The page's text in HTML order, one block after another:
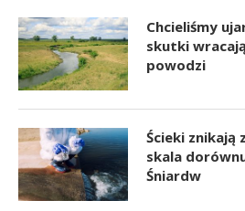
Chcieliśmy
skutki
powodzi
Ścieki znikają
skala
Śniardw